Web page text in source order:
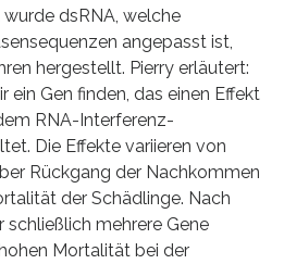
dsRNA, welche
angepasst ist,
hergestellt. Pierry erläutert:
ein Gen finden, das einen Effekt
RNA-Interferenz-
Die Effekte variieren von
Rückgang der Nachkommen
der Schädlinge. Nach
schließlich mehrere Gene
Mortalität bei der